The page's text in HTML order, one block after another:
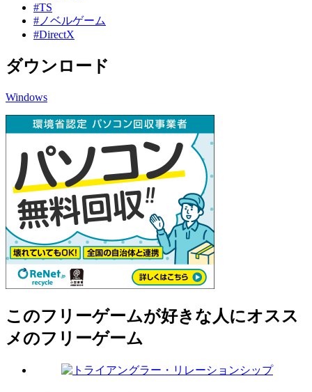
#TS
#ノベルゲーム
#DirectX
ダウンロード
Windows
このフリーゲームが好きな人にオスス
メのフリーゲーム